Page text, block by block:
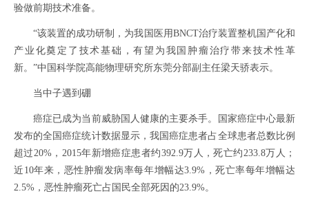
验做前期技术准备。
“该装置的成功研制，为我国医用BNCT治疗装置整机国产化和
产业化奠定了技术基础，有望为我国肿瘤治疗带来技术性革
新。”中国科学院高能物理研究所东莞分部副主任梁天骄表示。
当中子遇到硼
癌症已成为当前威胁国人健康的主要杀手。国家癌症中心最新
发布的全国癌症统计数据显示，我国癌症患者占全球患者总数比例
超过20%，2015年新增癌症患者约392.9万人，死亡约233.8万人；
近10年来，恶性肿瘤发病率每年增幅达3.9%，死亡率每年增幅达
2.5%，恶性肿瘤死亡占国民全部死因的23.9%。